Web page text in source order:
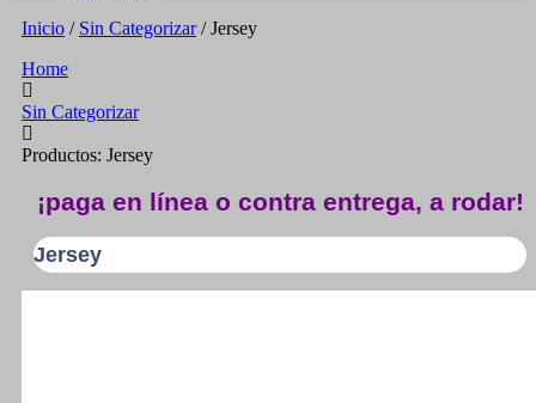
Inicio / Sin Categorizar/ Jersey
Home
Sin Categorizar
Productos: Jersey
¡paga en línea o contra entrega, a rodar!
Jersey